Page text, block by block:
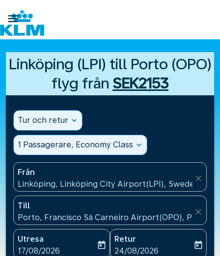

Linköping (LPI) till Porto (OPO)
flyg från SEK2153
Tur och retur expand_more
1 Passagerare, Economy Class expand_more
Från
Linköping, Linköping City Airport(LPI), Sweden
close
Till
Porto, Francisco Sá Carneiro Airport(OPO), Portugal
close
Utresa
fc-booking-departure-date-aria-label
17/08/2026
today
Retur
fc-booking-return-date-
24/08/2026
today